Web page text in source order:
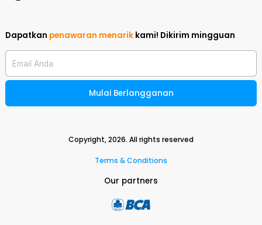
Dapatkan penawaran menarik kami! Dikirim mingguan
Email Anda
Mulai Berlangganan
Copyright,2026. All rights reserved
Terms & Conditions
Our partners